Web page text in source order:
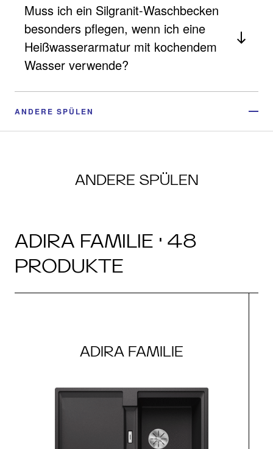
Muss ich ein Silgranit-Waschbecken
besonders pflegen, wenn ich eine
Heißwasserarmatur mit kochendem
Wasser verwende?
ANDERE SPÜLEN
ANDERE SPÜLEN
ADIRA FAMILIE · 48
PRODUKTE
ADIRA FAMILIE